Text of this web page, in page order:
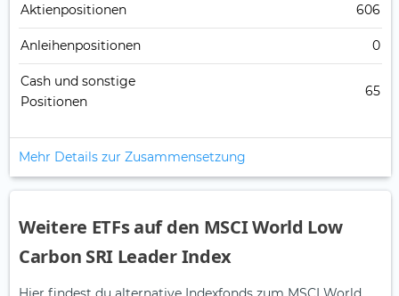
Aktienpositionen 606
Anleihenpositionen 0
Cash und sonstige
Positionen
65
Mehr Details zur Zusammensetzung
Weitere ETFs auf den MSCI World Low
Carbon SRI Leader Index